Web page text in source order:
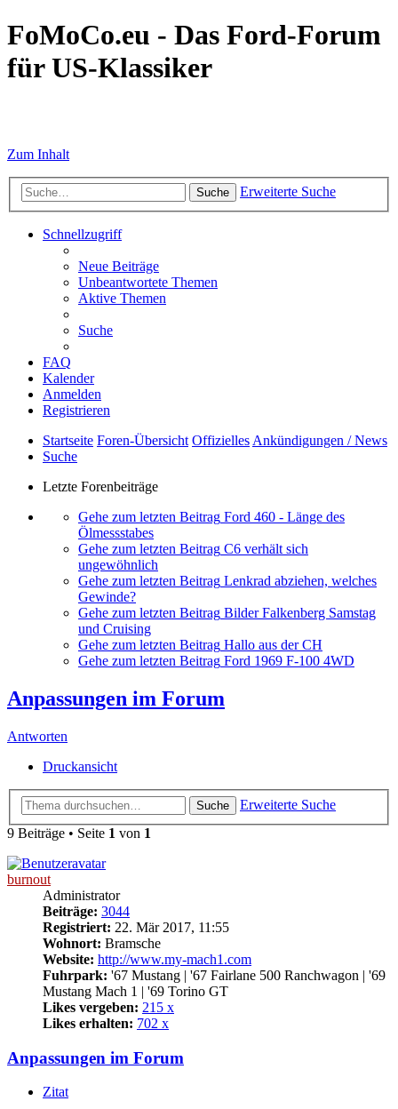
FoMoCo.eu - Das Ford-Forum
für US-Klassiker
Zum Inhalt
Suche Erweiterte Suche
Schnellzugriff
Neue Beiträge
Unbeantwortete Themen
Aktive Themen
Suche
FAQ
Kalender
Anmelden
Registrieren
Startseite Foren-Übersicht Offizielles Ankündigungen / News
Suche
Letzte Forenbeiträge
Gehe zum letzten Beitrag Ford 460 - Länge des
Ölmessstabes
Gehe zum letzten Beitrag C6 verhält sich
ungewöhnlich
Gehe zum letzten Beitrag Lenkrad abziehen, welches
Gewinde?
Gehe zum letzten Beitrag Bilder Falkenberg Samstag
und Cruising
Gehe zum letzten Beitrag Hallo aus der CH
Gehe zum letzten Beitrag Ford 1969 F-100 4WD
Anpassungen im Forum
Antworten
Druckansicht
Suche
Erweiterte Suche
9 Beiträge • Seite 1 von 1
burnout
Administrator
Beiträge: 3044
Registriert: 22. Mär 2017, 11:55
Wohnort: Bramsche
Website: http://www.my-mach1.com
Fuhrpark: '67 Mustang | '67 Fairlane 500 Ranchwagon | '69
Mustang Mach 1 | '69 Torino GT
Likes vergeben: 215 x
Likes erhalten: 702 x
Anpassungen im Forum
Zitat